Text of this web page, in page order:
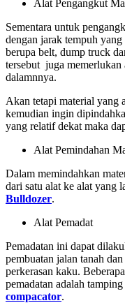
Alat Pengangkut
Sementara untuk
dengan jarak tempuh
berupa belt, dump truck
tersebut juga memerlukan
dalamnnya.
Akan tetapi material yang
kemudian ingin
yang relatif dekat maka
Alat Pemindahan
Dalam memindahkan
dari satu alat ke alat yang
Bulldozer.
Alat Pemadat
Pemadatan ini dapat
pembuatan jalan tanah
perkerasan kaku.
pemadatan adalah
compacator.